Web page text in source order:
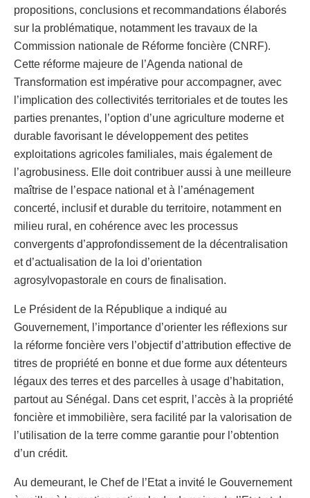
propositions, conclusions et recommandations élaborés
sur la problématique, notamment les travaux de la
Commission nationale de Réforme foncière (CNRF).
Cette réforme majeure de l’Agenda national de
Transformation est impérative pour accompagner, avec
l’implication des collectivités territoriales et de toutes les
parties prenantes, l’option d’une agriculture moderne et
durable favorisant le développement des petites
exploitations agricoles familiales, mais également de
l’agrobusiness. Elle doit contribuer aussi à une meilleure
maîtrise de l’espace national et à l’aménagement
concerté, inclusif et durable du territoire, notamment en
milieu rural, en cohérence avec les processus
convergents d’approfondissement de la décentralisation
et d’actualisation de la loi d’orientation
agrosylvopastorale en cours de finalisation.
Le Président de la République a indiqué au
Gouvernement, l’importance d’orienter les réflexions sur
la réforme foncière vers l’objectif d’attribution effective de
titres de propriété en bonne et due forme aux détenteurs
légaux des terres et des parcelles à usage d’habitation,
partout au Sénégal. Dans cet esprit, l’accès à la propriété
foncière et immobilière, sera facilité par la valorisation de
l’utilisation de la terre comme garantie pour l’obtention
d’un crédit.
Au demeurant, le Chef de l’Etat a invité le Gouvernement